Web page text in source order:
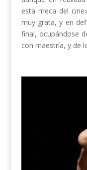
esta meca del
muy grata, y en
final, ocupándose
con maestría, y de